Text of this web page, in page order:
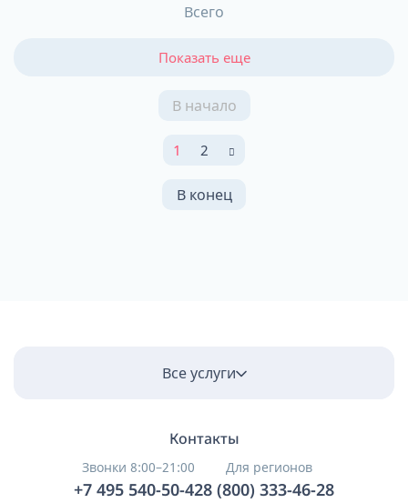
Всего
Показать еще
В начало
1 2
В конец
Все услуги
Контакты
Звонки 8:00–21:00
+7 495 540-50-42
Для регионов
8 (800) 333-46-28